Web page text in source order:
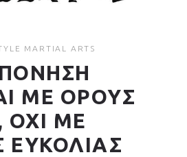
MARTIAL ARTS
ΜΕ ΟΡΟΥΣ
ΟΧΙ ΜΕ
ΕΥΚΟΛΙΑΣ